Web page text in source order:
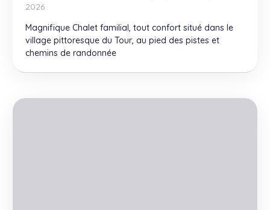
2026
Magnifique Chalet familial, tout confort situé dans le
village pittoresque du Tour, au pied des pistes et
chemins de randonnée